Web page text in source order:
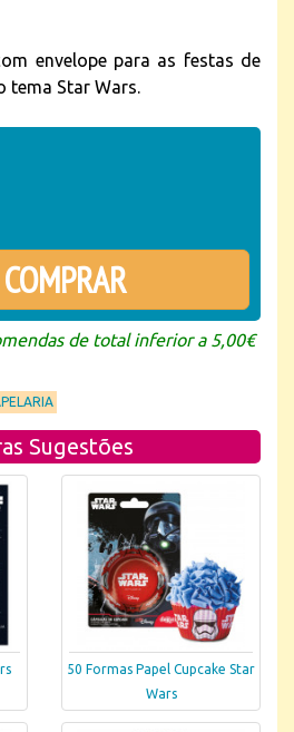
envelope para as festas de
tema Star Wars.
de total inferior a 5,00€
Sugestões
50 Formas Papel Cupcake Star
Wars